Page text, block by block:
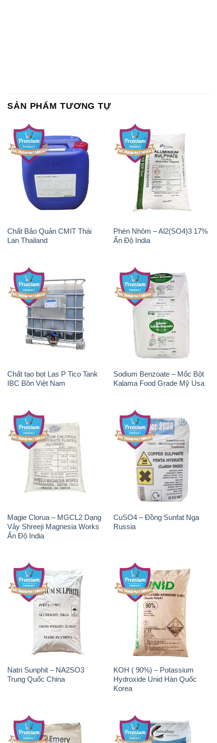
SẢN PHẨM TƯƠNG TỰ
Chất Bảo Quản CMIT Thái
Lan Thailand
Phèn Nhôm – Al2(SO4)3 17%
Ấn Độ India
Chất tạo bọt Las P Tico Tank
IBC Bồn Việt Nam
Sodium Benzoate – Mốc Bột
Kalama Food Grade Mỹ Usa
Magie Clorua – MGCL2 Dạng
Vảy Shreeji Magnesia Works
Ấn Độ India
CuSO4 – Đồng Sunfat Nga
Russia
Natri Sunphit – NA2SO3
Trung Quốc China
KOH ( 90%) – Potassium
Hydroxide Unid Hàn Quốc
Korea